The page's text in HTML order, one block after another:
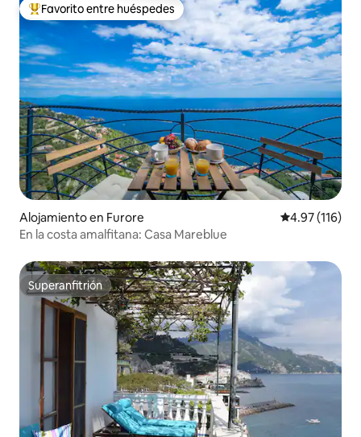
Favorito entre huéspedes preferido
Favorito entre huéspedes
Alojamiento en Furore Calificación
4.97 (116)
En la costa amalfitana: Casa Mareblue
Superanfitrión
Superanfitrión